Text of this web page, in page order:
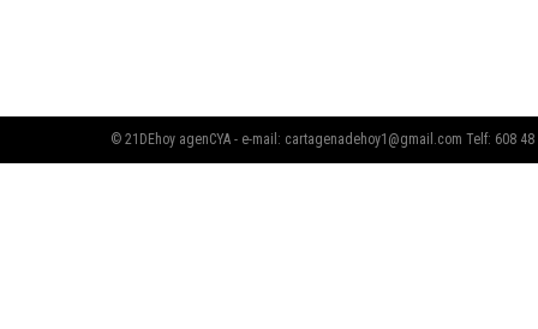
© 21DEhoy agenCYA - e-mail: cartagenadehoy1@gmail.com Telf: 608 48